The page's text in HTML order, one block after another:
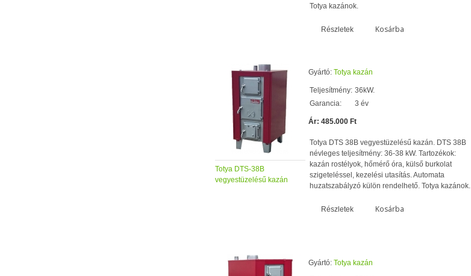
Totya kazánok.
Részletek Kosárba
Totya DTS-38B
vegyestüzelésű kazán
Gyártó: Totya kazán
Teljesítmény: 36kW.
Garancia:
3 év
Ár: 485.000 Ft
Totya DTS 38B vegyestüzelésű kazán. DTS 38B
névleges teljesítmény: 36-38 kW. Tartozékok:
kazán rostélyok, hőmérő óra, külső burkolat
szigeteléssel, kezelési utasítás. Automata
huzatszabályzó külön rendelhető. Totya kazánok.
Részletek Kosárba
Gyártó: Totya kazán